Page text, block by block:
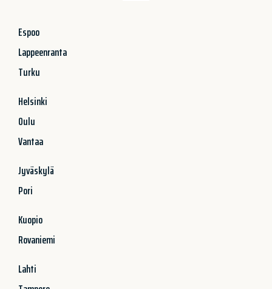
Espoo
Lappeenranta
Turku
Helsinki
Oulu
Vantaa
Jyväskylä
Pori
Kuopio
Rovaniemi
Lahti